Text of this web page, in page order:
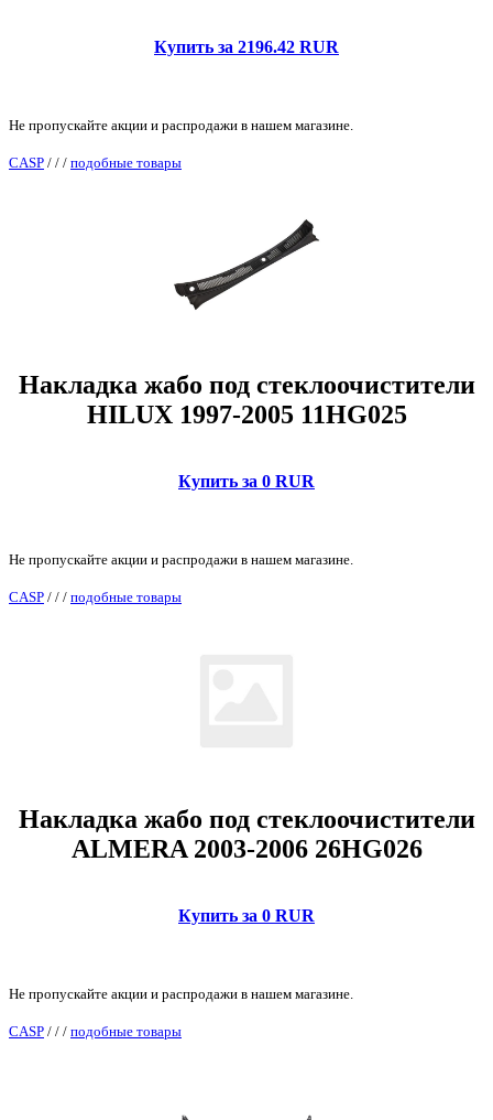
Купить за 2196.42 RUR
Не пропускайте акции и распродажи в нашем магазине.
CASP / / / подобные товары
Накладка жабо под стеклоочистители
HILUX 1997-2005 11HG025
Купить за 0 RUR
Не пропускайте акции и распродажи в нашем магазине.
CASP / / / подобные товары
Накладка жабо под стеклоочистители
ALMERA 2003-2006 26HG026
Купить за 0 RUR
Не пропускайте акции и распродажи в нашем магазине.
CASP / / / подобные товары